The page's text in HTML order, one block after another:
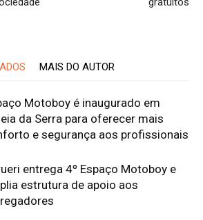
MAIS DO AUTOR
Motoboy é inaugurado em
da Serra para oferecer mais
e segurança aos profissionais
entrega 4º Espaço Motoboy e
estrutura de apoio aos